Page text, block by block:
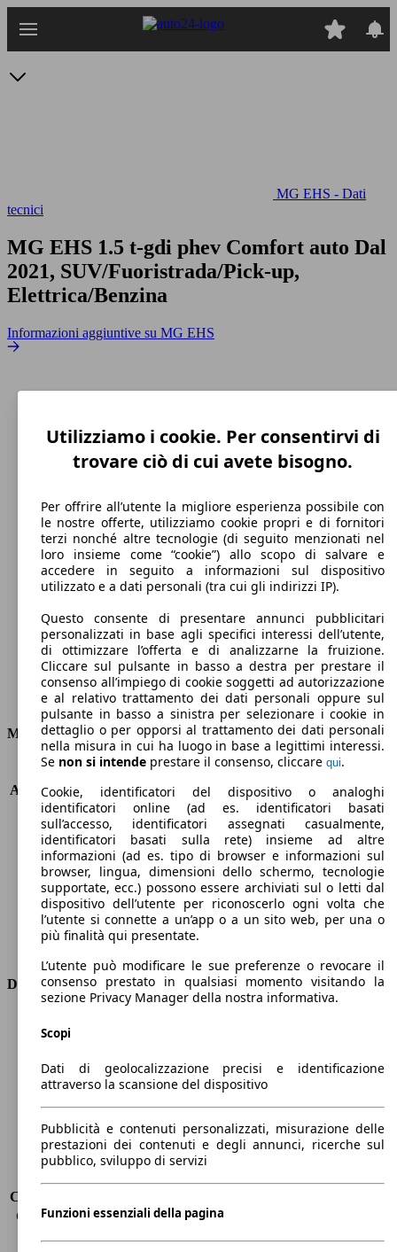
MG EHS - Dati
tecnici
MG EHS 1.5 t-gdi phev Comfort auto Dal
2021, SUV/Fuoristrada/Pick-up,
Elettrica/Benzina
Informazioni aggiuntive su MG EHS
190 km/h
Velocità massima
Elettrica/Benzina
Carburante
Motore e Prestazioni
KW (PS)
119 kW (162 PS)
Accelerazione (0-100 km/h)
7.1s
Velocità massima (km/h)
190 km/h
Numero di marce
4
Coppia
250 nm
Cilindrata
1490 ccm
Carburante
Elettrica/Benzina
Cilindri
Trasmissione
Automatico
Tipo di trazione
Dimensioni
Larghezza
1880 mm
Passo
2720 mm
Porte
5
Sedili
5
Capacità di traino (senza freni)
Capacità di traino (con freni)
1500 kg
Utilizziamo i cookie. Per consentirvi di
trovare ciò di cui avete bisogno.
Per offrire all’utente la migliore esperienza possibile con
le nostre offerte, utilizziamo cookie propri e di fornitori
terzi nonché altre tecnologie (di seguito menzionati nel
loro insieme come “cookie”) allo scopo di salvare e
accedere in seguito a informazioni sul dispositivo
utilizzato e a dati personali (tra cui gli indirizzi IP).
Questo consente di presentare annunci pubblicitari
personalizzati in base agli specifici interessi dell’utente,
di ottimizzare l’offerta e di analizzarne la fruizione.
Cliccare sul pulsante in basso a destra per prestare il
consenso all’impiego di cookie soggetti ad autorizzazione
e al relativo trattamento dei dati personali oppure sul
pulsante in basso a sinistra per selezionare i cookie in
dettaglio o per opporsi al trattamento dei dati personali
nella misura in cui ha luogo in base a legittimi interessi.
Se non si intende prestare il consenso, cliccare qui.
Cookie, identificatori del dispositivo o analoghi
identificatori online (ad es. identificatori basati
sull’accesso, identificatori assegnati casualmente,
identificatori basati sulla rete) insieme ad altre
informazioni (ad es. tipo di browser e informazioni sul
browser, lingua, dimensioni dello schermo, tecnologie
supportate, ecc.) possono essere archiviati sul o letti dal
dispositivo dell’utente per riconoscerlo ogni volta che
l’utente si connette a un’app o a un sito web, per una o
più finalità qui presentate.
L’utente può modificare le sue preferenze o revocare il
consenso prestato in qualsiasi momento visitando la
sezione Privacy Manager della nostra informativa.
Scopi
Dati di geolocalizzazione precisi e identificazione
attraverso la scansione del dispositivo
Pubblicità e contenuti personalizzati, misurazione delle
prestazioni dei contenuti e degli annunci, ricerche sul
pubblico, sviluppo di servizi
Funzioni essenziali della pagina